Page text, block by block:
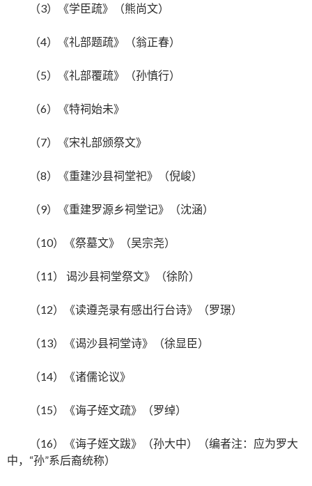
（3）《学臣疏》（熊尚文）
（4）《礼部题疏》（翁正春）
（5）《礼部覆疏》（孙慎行）
（6）《特祠始未》
（7）《宋礼部颁祭文》
（8）《重建沙县祠堂祀》（倪峻）
（9）《重建罗源乡祠堂记》（沈涵）
（10）《祭墓文》（吴宗尧）
（11） 谒沙县祠堂祭文》（徐阶）
（12）《读遵尧录有感出行台诗》（罗璟）
（13）《谒沙县祠堂诗》（徐显臣）
（14）《诸儒论议》
（15）《诲子姪文疏》（罗绰）
（16）《诲子姪文跋》（孙大中）（编者注：应为罗大
中，“孙”系后裔统称）